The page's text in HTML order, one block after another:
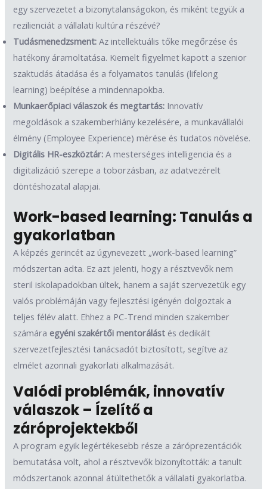
egy szervezetet a bizonytalanságokon, és miként tegyük a
rezilienciát a vállalati kultúra részévé?
Tudásmenedzsment: Az intellektuális tőke megőrzése és
hatékony áramoltatása. Kiemelt figyelmet kapott a szenior
szaktudás átadása és a folyamatos tanulás (lifelong
learning) beépítése a mindennapokba.
Munkaerőpiaci válaszok és megtartás: Innovatív
megoldások a szakemberhiány kezelésére, a munkavállalói
élmény (Employee Experience) mérése és tudatos növelése.
Digitális HR-eszköztár: A mesterséges intelligencia és a
digitalizáció szerepe a toborzásban, az adatvezérelt
döntéshozatal alapjai.
Work-based learning: Tanulás a
gyakorlatban
A képzés gerincét az úgynevezett „work-based learning”
módszertan adta. Ez azt jelenti, hogy a résztvevők nem
steril iskolapadokban ültek, hanem a saját szervezetük egy
valós problémáján vagy fejlesztési igényén dolgoztak a
teljes félév alatt. Ehhez a PC-Trend minden szakember
számára egyéni szakértői mentorálást és dedikált
szervezetfejlesztési tanácsadót biztosított, segítve az
elmélet azonnali gyakorlati alkalmazását.
Valódi problémák, innovatív
válaszok – Ízelítő a
záróprojektekből
A program egyik legértékesebb része a záróprezentációk
bemutatása volt, ahol a résztvevők bizonyították: a tanult
módszertanok azonnal átültethetők a vállalati gyakorlatba.